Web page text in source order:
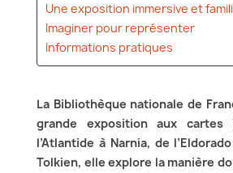
Une exposition immersive et
Imaginer pour représenter
Informations pratiques
La Bibliothèque nationale de
grande exposition aux cartes
l’Atlantide à Narnia, de
Tolkien, elle explore la manière